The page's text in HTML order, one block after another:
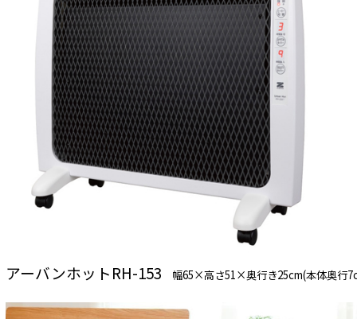
アーバンホットRH-153 幅65×高さ51×奥行き25cm(本体奥行